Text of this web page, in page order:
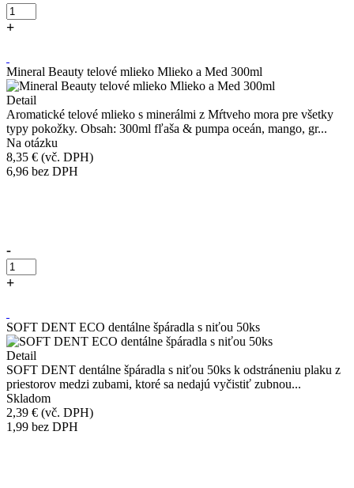
+
Mineral Beauty telové mlieko Mlieko a Med 300ml
Detail
Aromatické telové mlieko s minerálmi z Mŕtveho mora pre všetky
typy pokožky. Obsah: 300ml fľaša & pumpa oceán, mango, gr...
Na otázku
8,35 € (vč. DPH)
6,96 bez DPH
-
+
SOFT DENT ECO dentálne špáradla s niťou 50ks
Detail
SOFT DENT dentálne špáradla s niťou 50ks k odstráneniu plaku z
priestorov medzi zubami, ktoré sa nedajú vyčistiť zubnou...
Skladom
2,39 € (vč. DPH)
1,99 bez DPH